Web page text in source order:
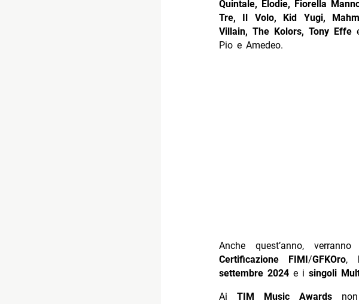
Quintale, Elodie, Fiorella
Tre, Il Volo, Kid Yugi,
Villain, The Kolors, Tony Effe
Pio e Amedeo.
Anche quest’anno,
Certificazione
FIMI/GFKOro,
settembre 2024 e i singoli
Ai TIM Music Awards